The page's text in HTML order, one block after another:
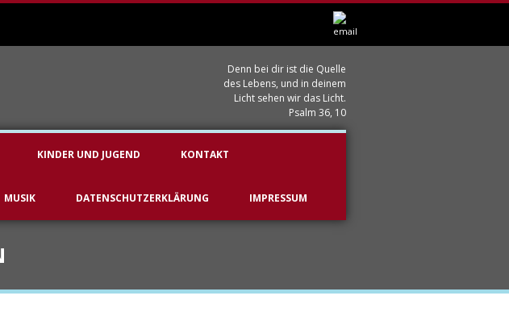
Denn bei dir ist die Quelle
des Lebens, und in deinem
Licht sehen wir das Licht.
Psalm 36, 10
KINDER UND JUGEND KONTAKT
MUSIK DATENSCHUTZERKLÄRUNG IMPRESSUM